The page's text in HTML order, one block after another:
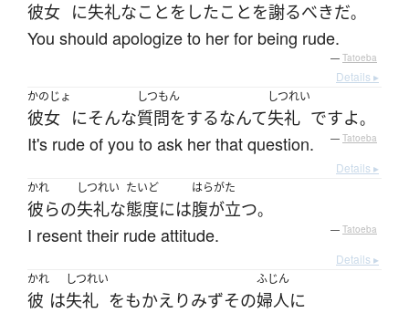
彼女 に失礼なことを したことを謝るべきだ。
You should apologize to her for being rude.
— Tatoeba
Details ▸
かのじょ
彼女 にそんな
しつもん
質問をするなんて
しつれい
失礼 ですよ。
It's rude of you to ask her that question. — Tatoeba
Details ▸
かれ
彼らの
しつれい
失礼な
たいど
態度には
はらがた
腹が立つ。
I resent their rude attitude. — Tatoeba
Details ▸
かれ
彼 は
しつれい
失礼 をもかえりみずその
ふじん
婦人に